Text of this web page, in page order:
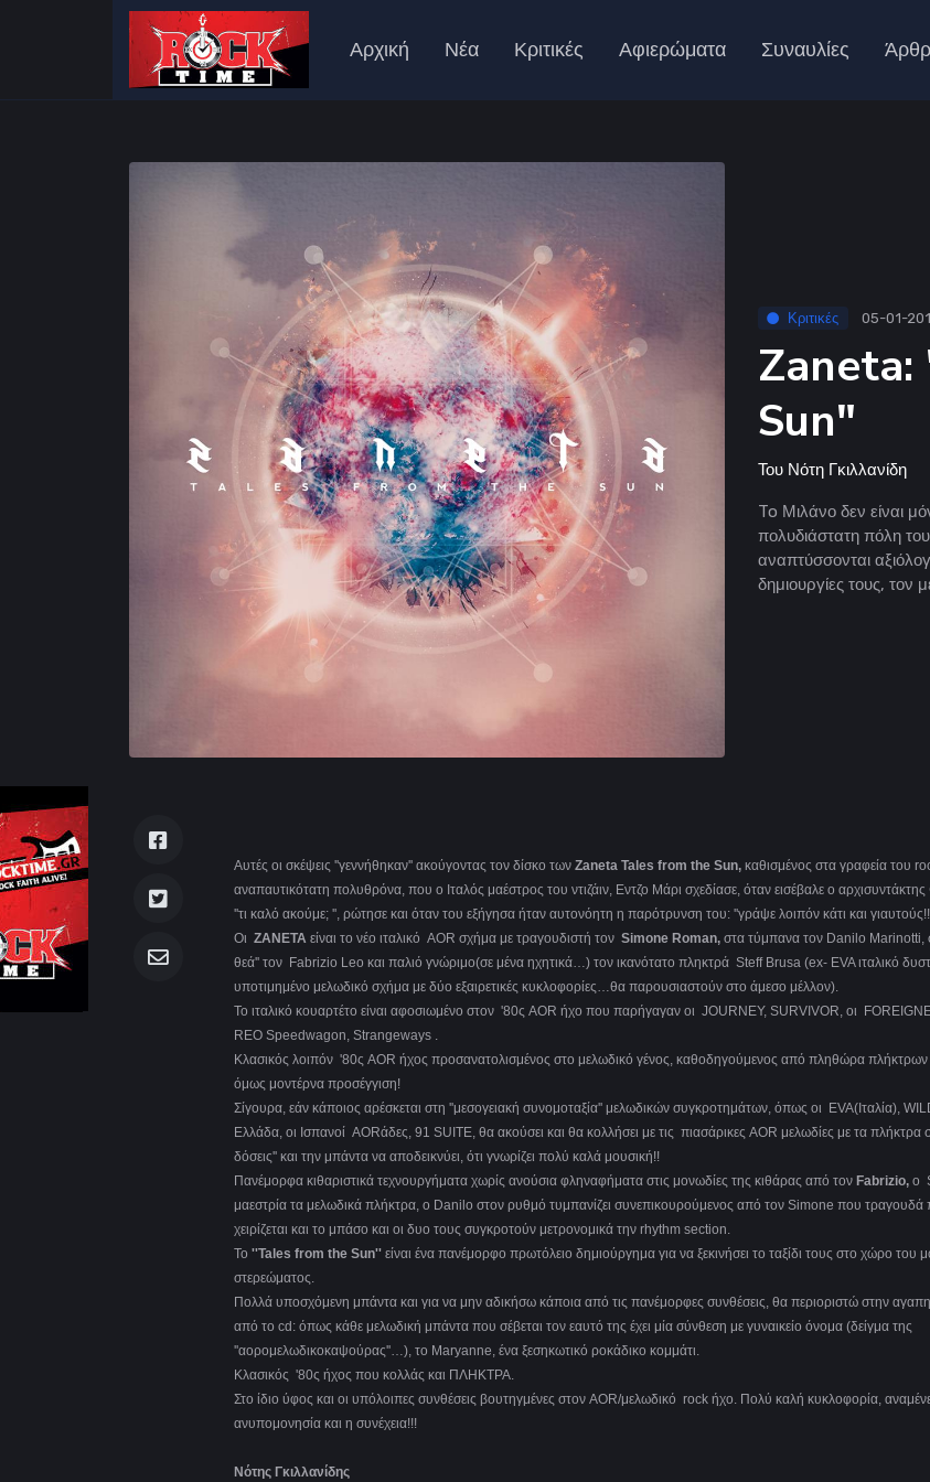
Αρχική Νέα Κριτικές Αφιερώματα Συναυλίες
Κριτικές 05-01-
Sun"
Του Νότη Γκιλλανίδη
To Μιλάνο δεν είναι
πολυδιάστατη πόλη
αναπτύσσονται
δημιουργίες τους, τον
Αυτές οι σκέψεις ''γεννήθηκαν'' ακούγοντας τον δίσκο των Zaneta Tales from the Sun, καθισμένος στα γραφεία του
αναπαυτικότατη πολυθρόνα, που ο Ιταλός μαέστρος του ντιζάιν, Εντζο Μάρι σχεδίασε, όταν εισέβαλε ο
''τι καλό ακούμε; '', ρώτησε και όταν του εξήγησα ήταν αυτονόητη η παρότρυνση του: ''γράψε λοιπόν κάτι και
Οι ZANETA είναι το νέο ιταλικό AOR σχήμα με τραγουδιστή τον Simone Roman, στα τύμπανα τον Danilo Marinotti,
θεά'' τον Fabrizio Leo και παλιό γνώριμο(σε μένα ηχητικά…) τον ικανότατο πληκτρά Steff Brusa (ex- EVA ιταλικό
υποτιμημένο μελωδικό σχήμα με δύο εξαιρετικές κυκλοφορίες…θα παρουσιαστούν στο άμεσο μέλλον).
Το ιταλικό κουαρτέτο είναι αφοσιωμένο στον '80ς AOR ήχο που παρήγαγαν οι JOURNEY, SURVIVOR, οι
REO Speedwagon, Strangeways .
Κλασικός λοιπόν '80ς AOR ήχος προσανατολισμένος στο μελωδικό γένος, καθοδηγούμενος από πληθώρα πλήκτρων
όμως μοντέρνα προσέγγιση!
Σίγουρα, εάν κάποιος αρέσκεται στη ''μεσογειακή συνομοταξία'' μελωδικών συγκροτημάτων, όπως οι EVA(Ιταλία),
Ελλάδα, οι Ισπανοί AORάδες, 91 SUITE, θα ακούσει και θα κολλήσει με τις πιασάρικες AOR μελωδίες με τα πλήκτρα
δόσεις'' και την μπάντα να αποδεικνύει, ότι γνωρίζει πολύ καλά μουσική!!
Πανέμορφα κιθαριστικά τεχνουργήματα χωρίς ανούσια φληναφήματα στις μονωδίες της κιθάρας από τον Fabrizio, ο
μαεστρία τα μελωδικά πλήκτρα, ο Danilo στον ρυθμό τυμπανίζει συνεπικουρούμενος από τον Simone που τραγουδά
χειρίζεται και το μπάσο και οι δυο τους συγκροτούν μετρονομικά την rhythm section.
Το ''Tales from the Sun'' είναι ένα πανέμορφο πρωτόλειο δημιούργημα για να ξεκινήσει το ταξίδι τους στο χώρο του
στερεώματος.
Πολλά υποσχόμενη μπάντα και για να μην αδικήσω κάποια από τις πανέμορφες συνθέσεις, θα περιοριστώ στην
από το cd: όπως κάθε μελωδική μπάντα που σέβεται τον εαυτό της έχει μία σύνθεση με γυναικείο όνομα (δείγμα της
''αορομελωδικοκαψούρας''…), το Maryanne, ένα ξεσηκωτικό ροκάδικο κομμάτι.
Κλασικός '80ς ήχος που κολλάς και ΠΛΗΚΤΡΑ.
Στο ίδιο ύφος και οι υπόλοιπες συνθέσεις βουτηγμένες στον AOR/μελωδικό rock ήχο. Πολύ καλή κυκλοφορία,
ανυπομονησία και η συνέχεια!!!
Νότης Γκιλλανίδης